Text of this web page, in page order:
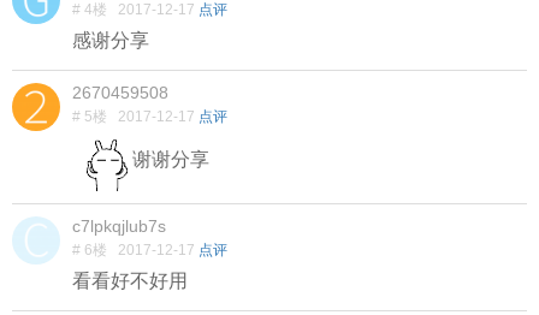
# 4楼 2017-12-17 点评
感谢分享
2670459508
# 5楼 2017-12-17 点评
谢谢分享
c7lpkqjlub7s
# 6楼 2017-12-17 点评
看看好不好用